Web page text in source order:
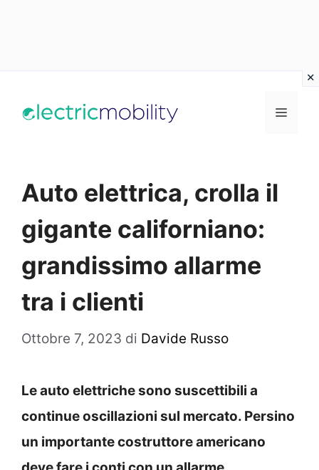
Menu
Auto elettrica, crolla il
gigante californiano:
grandissimo allarme
tra i clienti
Ottobre 7, 2023 di Davide Russo
Le auto elettriche sono suscettibili a
continue oscillazioni sul mercato. Persino
un importante costruttore americano